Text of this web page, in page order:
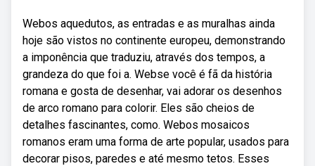
Webos aquedutos, as entradas e as muralhas ainda
hoje são vistos no continente europeu, demonstrando
a imponência que traduziu, através dos tempos, a
grandeza do que foi a. Webse você é fã da história
romana e gosta de desenhar, vai adorar os desenhos
de arco romano para colorir. Eles são cheios de
detalhes fascinantes, como. Webos mosaicos
romanos eram uma forma de arte popular, usados para
decorar pisos, paredes e até mesmo tetos. Esses